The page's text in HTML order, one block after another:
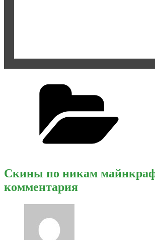
Скины по никам
комментария